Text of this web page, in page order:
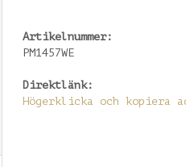
Artikelnummer:
PM1457WE
Direktlänk:
Högerklicka och kopiera